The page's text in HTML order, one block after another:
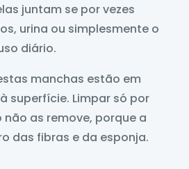
juntam se por vezes
urina ou simplesmente o
diário.
manchas estão em
superfície. Limpar só por
as remove, porque a
das fibras e da esponja.